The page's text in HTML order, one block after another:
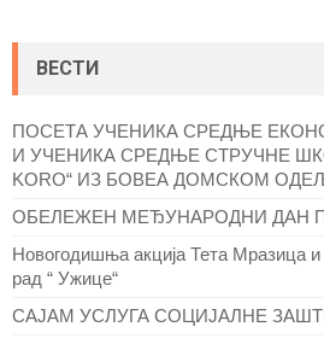
ВЕСТИ
ПОСЕТА УЧЕНИКА СРЕДЊЕ
И УЧЕНИКА СРЕДЊЕ СТРУЧНЕ
KORO“ ИЗ БОВЕА ДОМСКОМ
ОБЕЛЕЖЕН МЕЂУНАРОДНИ ДАН
Новогодишња акција Тета Мразица и
рад “ Ужице“
САЈАМ УСЛУГА СОЦИЈАЛНЕ